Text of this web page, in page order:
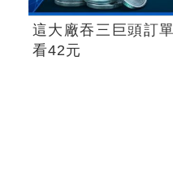
這大廠吞三巨頭訂
看42元